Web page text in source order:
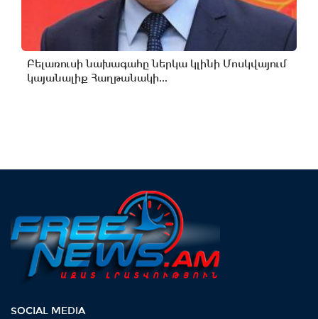
Բելառուսի նախագահը ներկա կլինի Մոսկվայում
կայանալիք Հաղթանակի...
SOCIAL MEDIA